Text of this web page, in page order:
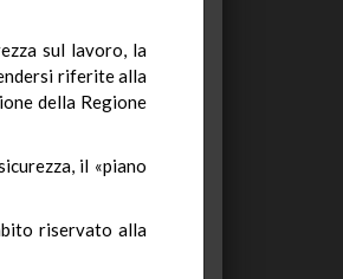
sul lavoro, la
riferite alla
della Regione
il «piano
riservato alla